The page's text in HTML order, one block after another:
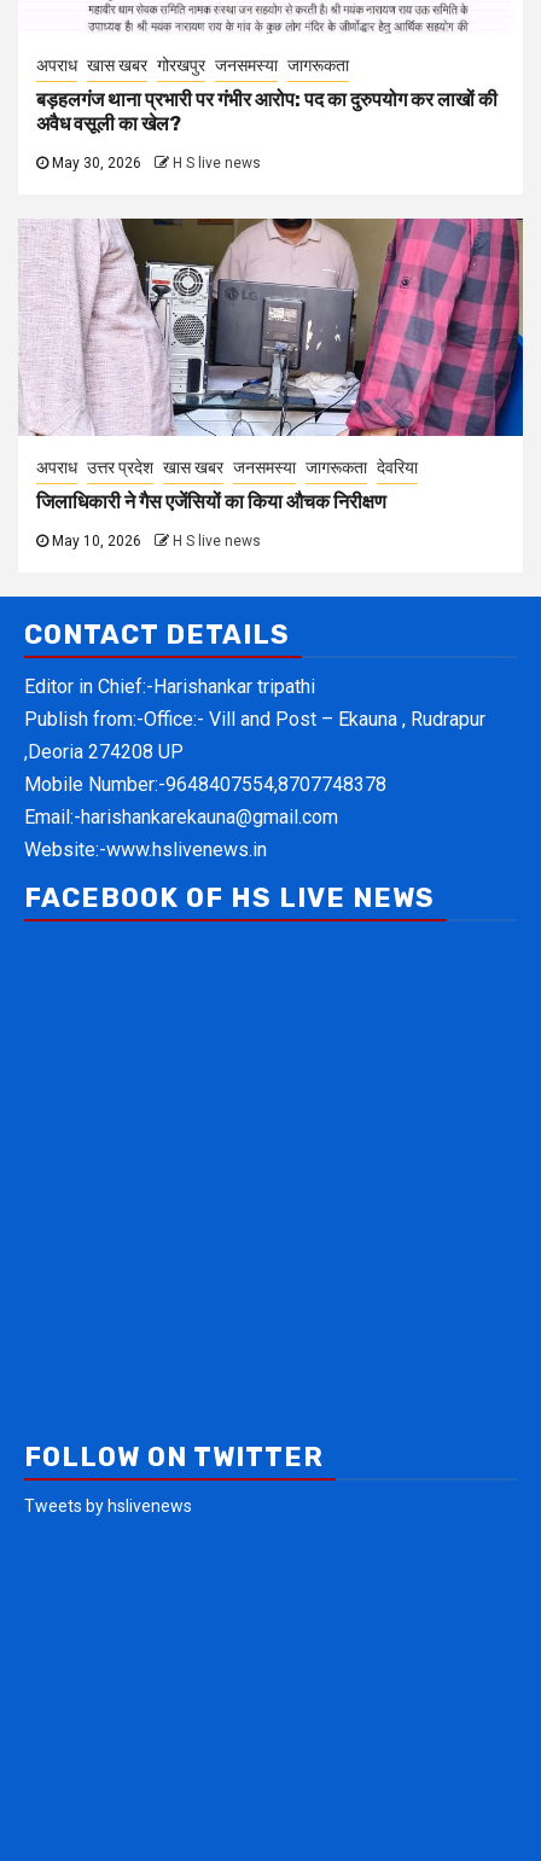
अपराध खास खबर गोरखपुर जनसमस्या जागरूकता
बड़हलगंज थाना प्रभारी पर गंभीर आरोप: पद का दुरुपयोग कर लाखों की
अवैध वसूली का खेल?
May 30, 2026 H S live news
अपराध उत्तर प्रदेश खास खबर जनसमस्या जागरूकता देवरिया
जिलाधिकारी ने गैस एजेंसियों का किया औचक निरीक्षण
May 10, 2026 H S live news
CONTACT DETAILS
Editor in Chief:-Harishankar tripathi
Publish from:-Office:- Vill and Post – Ekauna , Rudrapur
,Deoria 274208 UP
Mobile Number:-9648407554,8707748378
Email:-harishankarekauna@gmail.com
Website:-www.hslivenews.in
FACEBOOK OF HS LIVE NEWS
FOLLOW ON TWITTER
Tweets by hslivenews